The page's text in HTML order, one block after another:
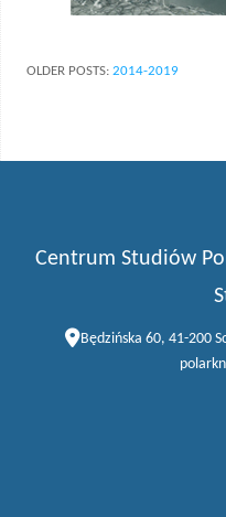
OLDER POSTS: 2014-2019
Centrum Studiów
Będzińska 60, 41-200